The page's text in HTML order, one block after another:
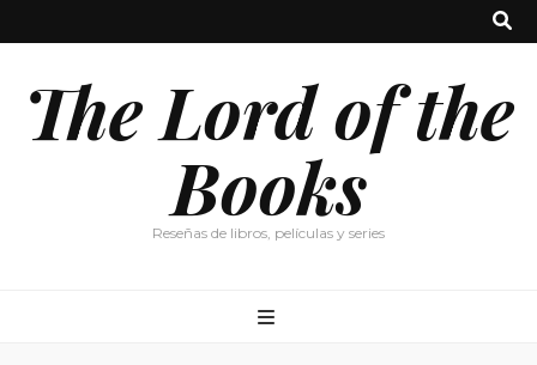
The Lord of the
Books
Reseñas de libros, películas y series